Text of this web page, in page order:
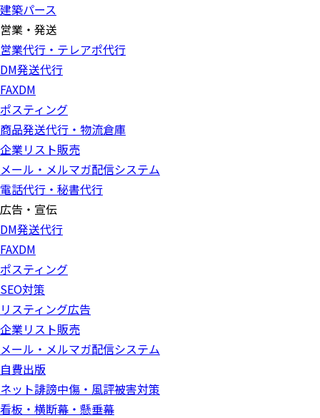
建築パース
営業・発送
営業代行・テレアポ代行
DM発送代行
FAXDM
ポスティング
商品発送代行・物流倉庫
企業リスト販売
メール・メルマガ配信システム
電話代行・秘書代行
広告・宣伝
DM発送代行
FAXDM
ポスティング
SEO対策
リスティング広告
企業リスト販売
メール・メルマガ配信システム
自費出版
ネット誹謗中傷・風評被害対策
看板・横断幕・懸垂幕